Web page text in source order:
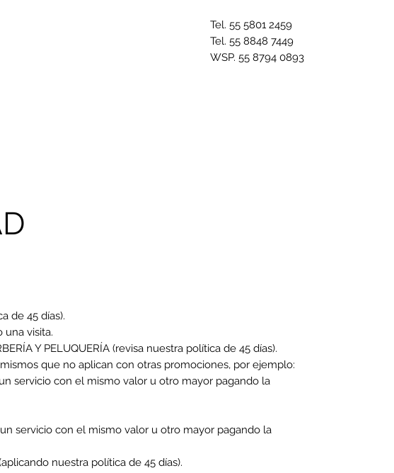
Tel. 55 5801 2459
Tel. 55 8848 7449
WSP. 55 8794 0893
de 45 días).
una visita.
Y PELUQUERÍA (revisa nuestra política de 45 días).
que no aplican con otras promociones, por ejemplo:
servicio con el mismo valor u otro mayor pagando la
servicio con el mismo valor u otro mayor pagando la
nuestra política de 45 días).